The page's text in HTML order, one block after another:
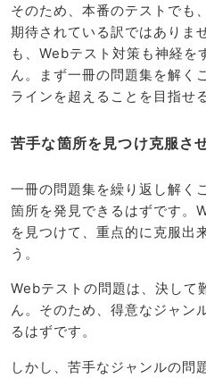
そのため、本番のテストでも
期待されている訳ではありま
も、Webテスト対策も神経を
ん。まず一冊の問題集を解く
ラインを超えることを目指せ
苦手な箇所を見つけ克服さ
一冊の問題集を繰り返し解く
箇所を発見できるはずです。
を見つけて、重点的に克服出
う。
Webテストの問題は、決して
ん。そのため、得意なジャン
るはずです。
しかし、苦手なジャンルの問